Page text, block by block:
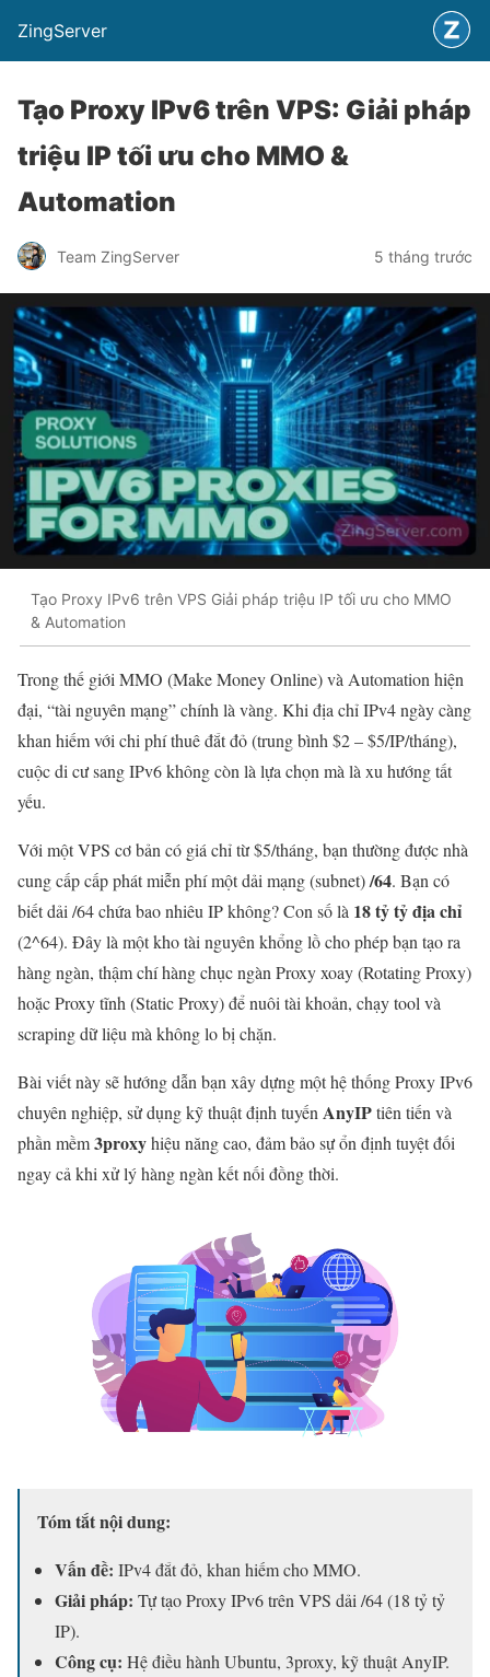
ZingServer
Tạo Proxy IPv6 trên VPS: Giải pháp
triệu IP tối ưu cho MMO &
Automation
Team ZingServer 5 tháng trước
Tạo Proxy IPv6 trên VPS Giải pháp triệu IP tối ưu cho MMO
& Automation
Trong thế giới MMO (Make Money Online) và Automation hiện
đại, “tài nguyên mạng” chính là vàng. Khi địa chỉ IPv4 ngày càng
khan hiếm với chi phí thuê đắt đỏ (trung bình $2 – $5/IP/tháng),
cuộc di cư sang IPv6 không còn là lựa chọn mà là xu hướng tất
yếu.
Với một VPS cơ bản có giá chỉ từ $5/tháng, bạn thường được nhà
cung cấp cấp phát miễn phí một dải mạng (subnet)/64. Bạn có
biết dải /64 chứa bao nhiêu IP không? Con số là 18 tỷ tỷ địa chỉ
(2^64). Đây là một kho tài nguyên khổng lồ cho phép bạn tạo ra
hàng ngàn, thậm chí hàng chục ngàn Proxy xoay (Rotating Proxy)
hoặc Proxy tĩnh (Static Proxy) để nuôi tài khoản, chạy tool và
scraping dữ liệu mà không lo bị chặn.
Bài viết này sẽ hướng dẫn bạn xây dựng một hệ thống Proxy IPv6
chuyên nghiệp, sử dụng kỹ thuật định tuyến AnyIPtiên tiến và
phần mềm3proxyhiệu năng cao, đảm bảo sự ổn định tuyệt đối
ngay cả khi xử lý hàng ngàn kết nối đồng thời.
Tóm tắt nội dung:
Vấn đề: IPv4 đắt đỏ, khan hiếm cho MMO.
Giải pháp: Tự tạo Proxy IPv6 trên VPS dải /64 (18 tỷ tỷ
IP).
Công cụ: Hệ điều hành Ubuntu, 3proxy, kỹ thuật AnyIP.